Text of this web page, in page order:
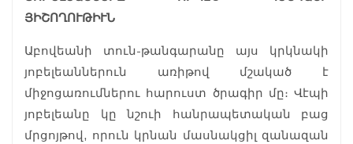
ՅԻՇՈՂՈՒԹԻՒՆ
Աբովեանի տուն-թանգարանը այս կրկնակի
յոբելեաններուն առիթով մշակած է
միջոցառումներու հարուստ ծրագիր մը։ Վէպի
յոբելեանը կը նշուի հանրապետական բաց
մրցոյթով, որուն կրնան մասնակցիլ զանազան